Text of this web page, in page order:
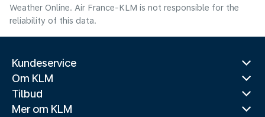
Weather Online. Air France-KLM is not responsible for the
reliability of this data.
Kundeservice
Om KLM
Tilbud
Mer om KLM